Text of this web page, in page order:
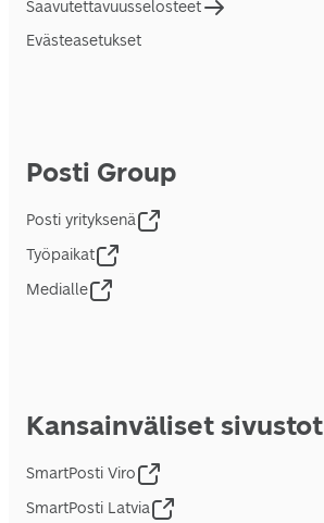
Saavutettavuusselosteet
Evästeasetukset
Posti Group
Posti yrityksenä
Työpaikat
Medialle
Kansainväliset sivustot
SmartPosti Viro
SmartPosti Latvia